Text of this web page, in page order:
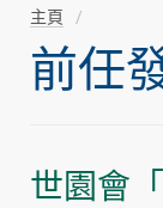
主頁
前任
世園會